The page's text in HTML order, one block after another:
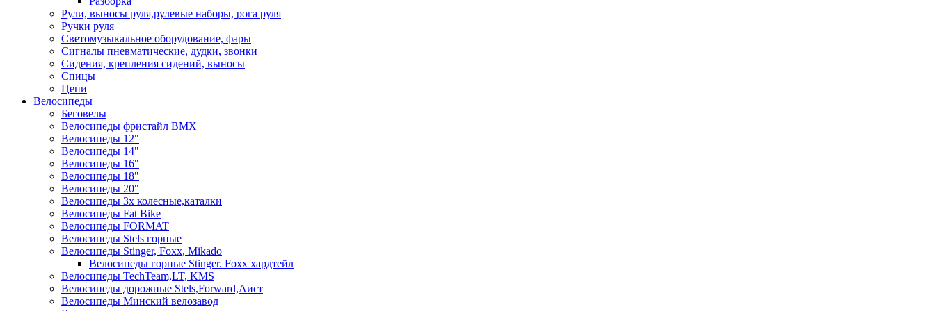
Рули, выносы руля,рулевые наборы, рога руля
Ручки руля
Светомузыкальное оборудование, фары
Сигналы пневматические, дудки, звонки
Сидения, крепления сидений, выносы
Спицы
Цепи
Велосипеды
Беговелы
Велосипеды фристайл ВМХ
Велосипеды 12"
Велосипеды 14"
Велосипеды 16"
Велосипеды 18"
Велосипеды 20"
Велосипеды 3х колесные,каталки
Велосипеды Fat Bike
Велосипеды FORMAT
Велосипеды Stels горные
Велосипеды Stinger, Foxx, Mikado
Велосипеды горные Stinger. Foxx хардтейл
Велосипеды TechTeam,LT, KMS
Велосипеды дорожные Stels,Forward,Аист
Велосипеды Минский велозавод